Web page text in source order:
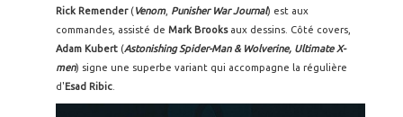
Rick Remender(Venom, Punisher War Journal) est aux
commandes, assisté de Mark Brooksaux dessins. Côté covers,
Adam Kubert (Astonishing Spider-Man & Wolverine, Ultimate X-
men) signe une superbe variant qui accompagne la régulière
d'Esad Ribic